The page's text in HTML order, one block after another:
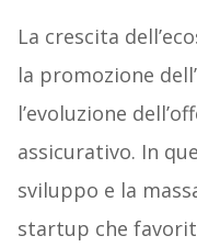
La crescita
la promozione
l’evoluzione
assicurativo. In
sviluppo e la
startup che